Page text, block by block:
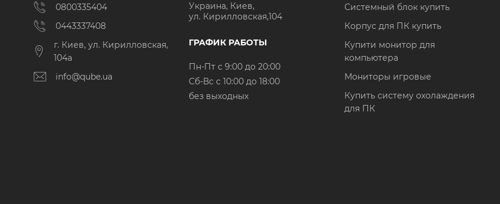
0800335404
0443337408
г. Киев, ул. Кирилловская,
104а
info@qube.ua
Украина, Киев,
ул. Кирилловская,104
ГРАФИК РАБОТЫ
Пн-Пт с 9:00 до 20:00
Cб-Вс с 10:00 до 18:00
без выходных
Системный блок купить
Корпус для ПК купить
Купити монитор для
компьютера
Мониторы игровые
Купить систему охолаждения
для ПК